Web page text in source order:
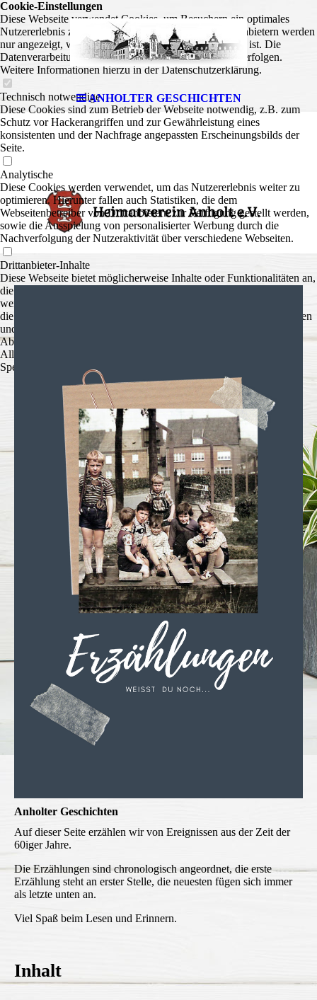
ANHOLTER GESCHICHTEN
Anholter Geschichten
Auf dieser Seite erzählen wir von Ereignissen aus der Zeit der
60iger Jahre.
Die Erzählungen sind chronologisch angeordnet, die erste
Erzählung steht an erster Stelle, die neuesten fügen sich immer
als letzte unten an.
Viel Spaß beim Lesen und Erinnern.
Inhalt
Cookie-Einstellungen
Diese Webseite verwendet Cookies, um Besuchern ein optimales
Nutzererlebnis zu bieten. Bestimmte Inhalte von Drittanbietern werden
nur angezeigt, wenn die entsprechende Option aktiviert ist. Die
Datenverarbeitung kann dann auch in einem Drittland erfolgen.
Weitere Informationen hierzu in der Datenschutzerklärung.
Technisch notwendige
Diese Cookies sind zum Betrieb der Webseite notwendig, z.B. zum
Schutz vor Hackerangriffen und zur Gewährleistung eines
konsistenten und der Nachfrage angepassten Erscheinungsbilds der
Seite.
Analytische
Diese Cookies werden verwendet, um das Nutzererlebnis weiter zu
optimieren. Hierunter fallen auch Statistiken, die dem
Webseitenbetreiber von Drittanbietern zur Verfügung gestellt werden,
sowie die Ausspielung von personalisierter Werbung durch die
Nachverfolgung der Nutzeraktivität über verschiedene Webseiten.
Drittanbieter-Inhalte
Diese Webseite bietet möglicherweise Inhalte oder Funktionalitäten an,
die von Drittanbietern eigenverantwortlich zur Verfügung gestellt
werden. Diese Drittanbieter können eigene Cookies setzen, z.B. um
die Nutzeraktivität zu verfolgen oder ihre Angebote zu personalisieren
und zu optimieren.
Ablehnen
Alle akzeptieren
Speichern